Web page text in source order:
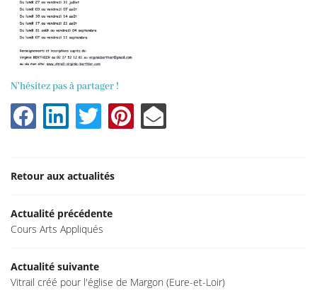
Accueil
d'initiation
N'hésitez pas à partager !
Retour aux actualités
Actualité précédente
Cours Arts Appliqués
Actualité suivante
Vitrail créé pour l'église de Margon (Eure-et-Loir)